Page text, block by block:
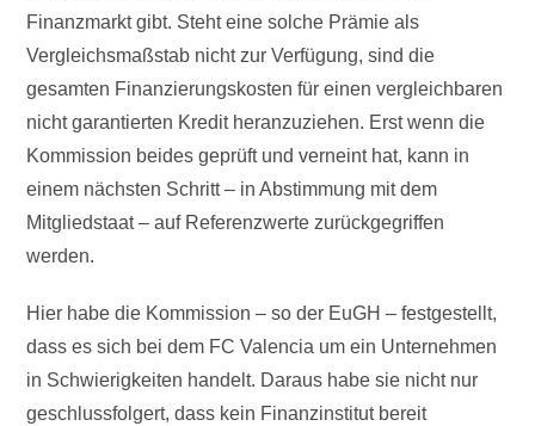
Finanzmarkt gibt. Steht eine solche Prämie als
Vergleichsmaßstab nicht zur Verfügung, sind die
gesamten Finanzierungskosten für einen vergleichbaren
nicht garantierten Kredit heranzuziehen. Erst wenn die
Kommission beides geprüft und verneint hat, kann in
einem nächsten Schritt – in Abstimmung mit dem
Mitgliedstaat – auf Referenzwerte zurückgegriffen
werden.
Hier habe die Kommission – so der EuGH – festgestellt,
dass es sich bei dem FC Valencia um ein Unternehmen
in Schwierigkeiten handelt. Daraus habe sie nicht nur
geschlussfolgert, dass kein Finanzinstitut bereit